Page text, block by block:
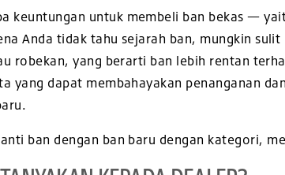
keuntungan untuk membeli ban bekas —
Anda tidak tahu sejarah ban, mungkin
robekan, yang berarti ban lebih rentan
yang dapat membahayakan penanganan
ban dengan ban baru dengan kategori,